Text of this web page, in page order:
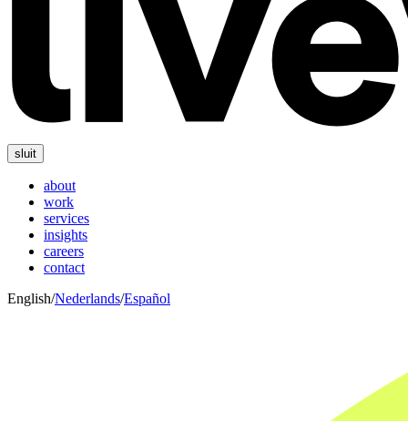
sluit
about
work
services
insights
careers
contact
English/Nederlands/Español